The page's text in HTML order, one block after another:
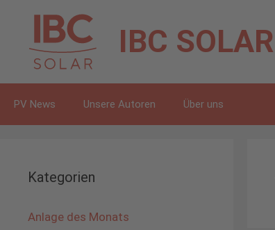
springen
IBC SOLAR
PV News Unsere Autoren Über uns
Kategorien
Anlage des Monats